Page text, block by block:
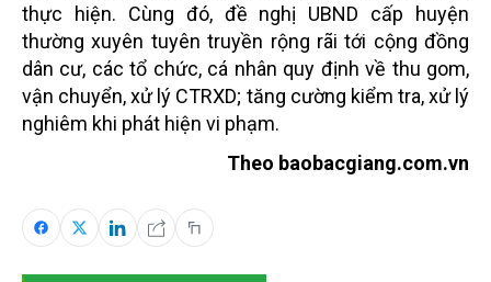
thực hiện. Cùng đó, đề nghị UBND cấp huyện
thường xuyên tuyên truyền rộng rãi tới cộng đồng
dân cư, các tổ chức, cá nhân quy định về thu gom,
vận chuyển, xử lý CTRXD; tăng cường kiểm tra, xử lý
nghiêm khi phát hiện vi phạm.
Theo baobacgiang.com.vn